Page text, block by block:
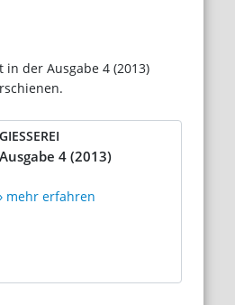
in der Ausgabe 4 (2013)
GIESSEREI
Ausgabe 4 (2013)
› mehr erfahren